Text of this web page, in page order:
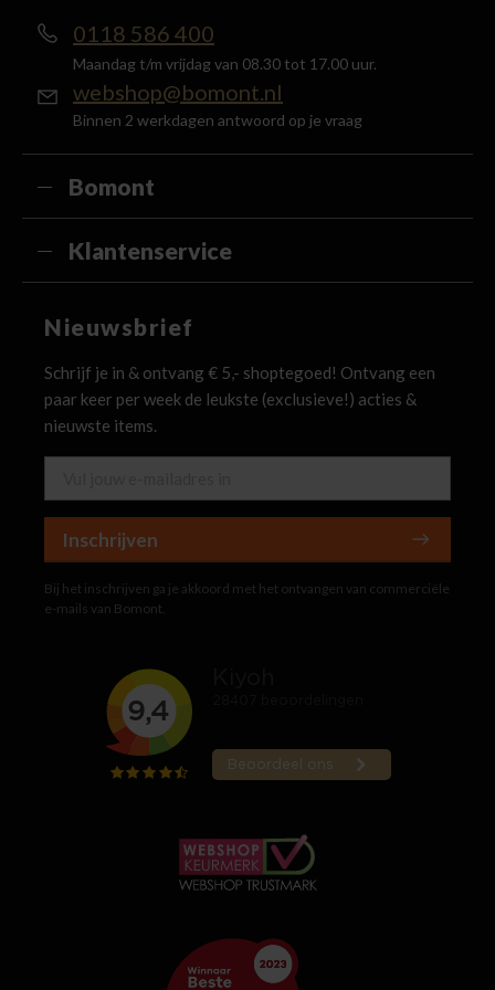
0118 586 400
Maandag t/m vrijdag van 08.30 tot 17.00 uur.
webshop@bomont.nl
Binnen 2 werkdagen antwoord op je vraag
Bomont
Klantenservice
Nieuwsbrief
Schrijf je in & ontvang € 5,- shoptegoed! Ontvang een
paar keer per week de leukste (exclusieve!) acties &
nieuwste items.
Inschrijven
Bij het inschrijven ga je akkoord met het ontvangen van commerciële
e-mails van Bomont.